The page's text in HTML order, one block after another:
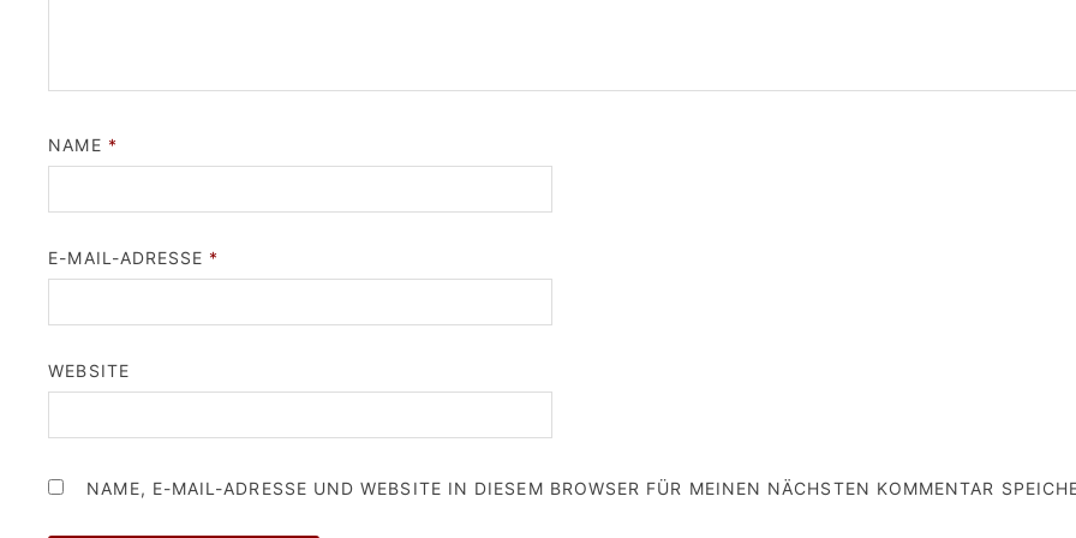
NAME *
E-MAIL-ADRESSE *
WEBSITE
NAME, E-MAIL-ADRESSE UND WEBSITE IN DIESEM BROWSER FÜR MEINEN NÄCHSTEN KOMMENTAR